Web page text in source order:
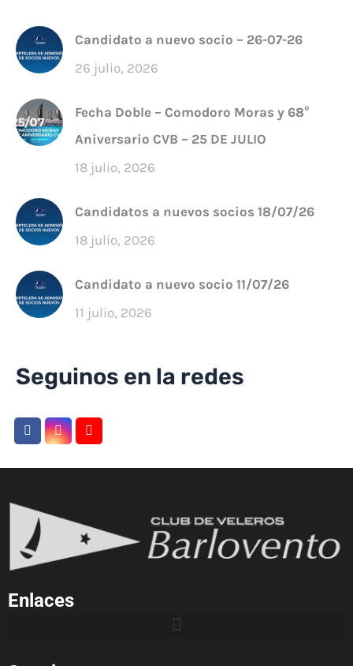
Candidato a nuevo socio – 26-07-26
26 julio, 2026
Fecha Doble – Comodoro Moras y 68°
Aniversario CVB – 25 DE JULIO
18 julio, 2026
Candidatos a nuevos socios 18/07/26
18 julio, 2026
Candidato a nuevo socio 11/07/26
11 julio, 2026
Seguinos en la redes
Enlaces